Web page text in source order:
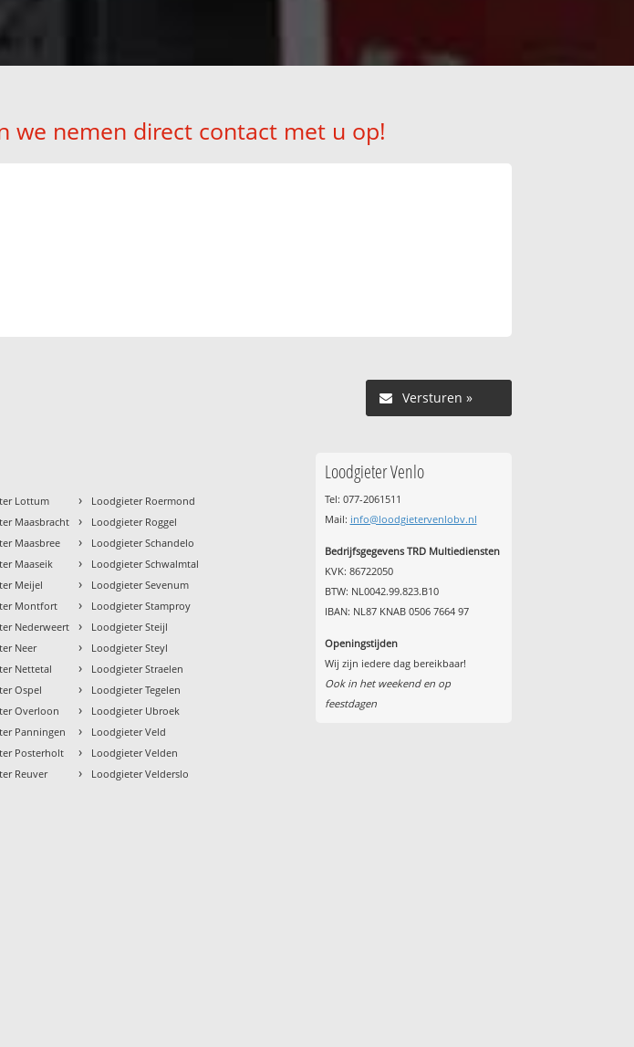
we nemen direct contact met u op!
Versturen »
Lottum
Maasbracht
Maasbree
Maaseik
Meijel
Montfort
Nederweert
Neer
Nettetal
Ospel
Overloon
Panningen
Posterholt
Reuver
› Loodgieter Roermond
› Loodgieter Roggel
› Loodgieter Schandelo
› Loodgieter Schwalmtal
› Loodgieter Sevenum
› Loodgieter Stamproy
› Loodgieter Steijl
› Loodgieter Steyl
› Loodgieter Straelen
› Loodgieter Tegelen
› Loodgieter Ubroek
› Loodgieter Veld
› Loodgieter Velden
› Loodgieter Velderslo
Loodgieter Venlo
Tel: 077-2061511
Mail: info@loodgietervenlobv.nl
Bedrijfsgegevens TRD Multiediensten
KVK: 86722050
BTW: NL0042.99.823.B10
IBAN: NL87 KNAB 0506 7664 97
Openingstijden
Wij zijn iedere dag bereikbaar!
Ook in het weekend en op
feestdagen